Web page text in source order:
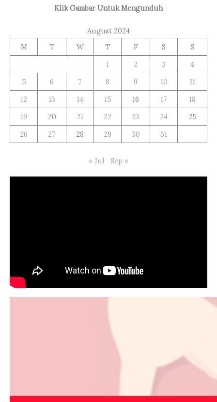
Klik Gambar Untuk Mengunduh
August 2024
M
T W T F S
S
1
2 3
4
5
6 7 8 9 10
11
12
13 14 15 16 17
18
19
20 21 22 23 24
25
26
27 28 29 30 31
« Jul Sep »